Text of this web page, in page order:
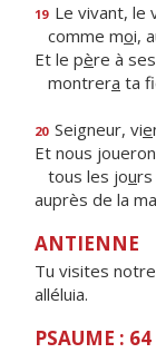
19 Le vivant, le
comme moi,
Et le père à
montrera ta
20 Seigneur, vie
Et nous
tous les jours
auprès de la
ANTIENNE
Tu visites
alléluia.
PSAUME : 64